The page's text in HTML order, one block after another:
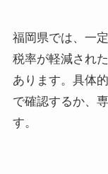
福岡県では、一
税率が軽減され
あります。具体
で確認するか、
す。